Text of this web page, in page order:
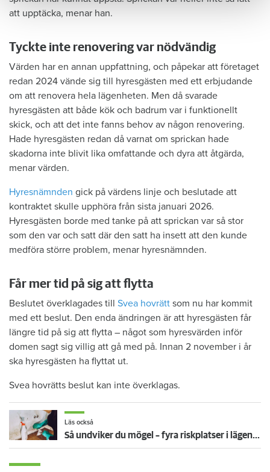
att upptäcka, menar han.
Tyckte inte renovering var nödvändig
Värden har en annan uppfattning, och påpekar att företaget
redan 2024 vände sig till hyresgästen med ett erbjudande
om att renovera hela lägenheten. Men då svarade
hyresgästen att både kök och badrum var i funktionellt
skick, och att det inte fanns behov av någon renovering.
Hade hyresgästen redan då varnat om sprickan hade
skadorna inte blivit lika omfattande och dyra att åtgärda,
menar värden.
Hyresnämnden gick på värdens linje och beslutade att
kontraktet skulle upphöra från sista januari 2026.
Hyresgästen borde med tanke på att sprickan var så stor
som den var och satt där den satt ha insett att den kunde
medföra större problem, menar hyresnämnden.
Får mer tid på sig att flytta
Beslutet överklagades till Svea hovrätt som nu har kommit
med ett beslut. Den enda ändringen är att hyresgästen får
längre tid på sig att flytta – något som hyresvärden inför
domen sagt sig villig att gå med på. Innan 2 november i år
ska hyresgästen ha flyttat ut.
Svea hovrätts beslut kan inte överklagas.
Läs också
Så undviker du mögel – fyra riskplatser i lägenheten: ”Måste städa bort”